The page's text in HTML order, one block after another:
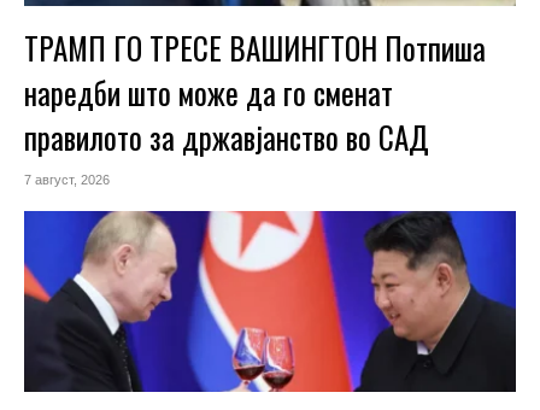
ТРАМП ГО ТРЕСЕ ВАШИНГТОН Потпиша
наредби што може да го сменат
правилото за државјанство во САД
7 август, 2026